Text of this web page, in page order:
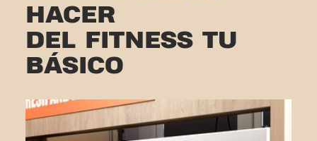
HACER
DEL FITNESS TU
BÁSICO